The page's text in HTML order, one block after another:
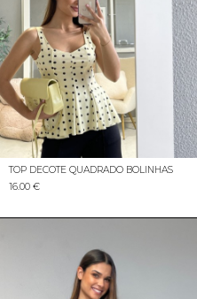
TOP DECOTE QUADRADO BOLINHAS
16.00 €